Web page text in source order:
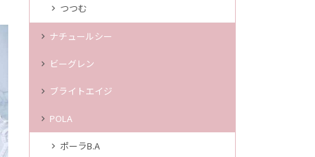
つつむ
ナチュールシー
ビーグレン
ブライトエイジ
POLA
ポーラB.A